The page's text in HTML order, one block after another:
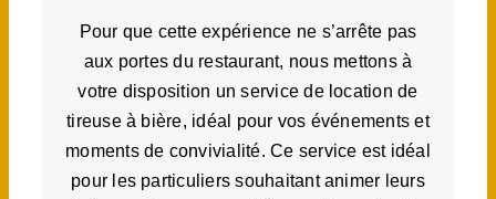
Pour que cette expérience ne s’arrête pas
aux portes du restaurant, nous mettons à
votre disposition un service de location de
tireuse à bière, idéal pour vos événements et
moments de convivialité. Ce service est idéal
pour les particuliers souhaitant animer leurs